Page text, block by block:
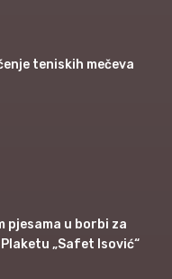
teniskih mečeva
pjesama u borbi za
„Safet Isović“